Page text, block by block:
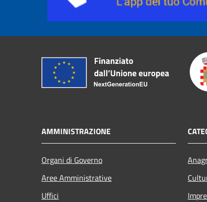
AMMINISTRAZIONE
Organi di Governo
Aree Amministrative
Uffici